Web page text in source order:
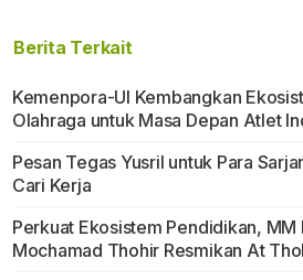
Berita Terkait
Kemenpora-UI Kembangkan
Olahraga untuk Masa Depan Atlet
Pesan Tegas Yusril untuk Para
Cari Kerja
Perkuat Ekosistem Pendidikan, MM
Mochamad Thohir Resmikan At